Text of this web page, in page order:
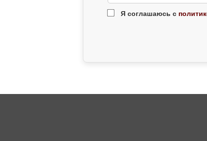
Я соглашаюсь с